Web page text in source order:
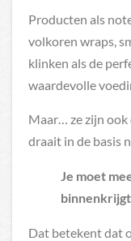
Producten als
volkoren wraps,
klinken als de
waardevolle
Maar… ze zijn
draait in de basis
Je moet
binnenkrijgt.
Dat betekent dat